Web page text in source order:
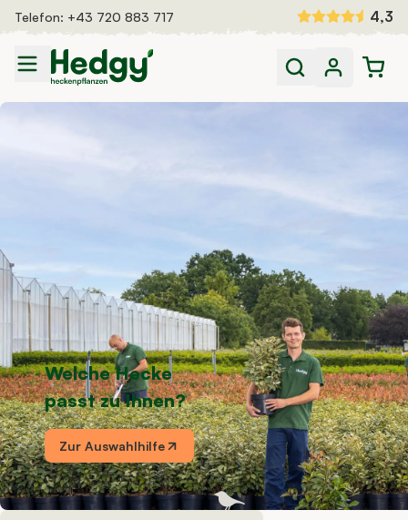
Telefon: +43 720 883 717 4,3
Heckenpflanzen
Welche Hecke
passt zu Ihnen?
Zur Auswahlhilfe